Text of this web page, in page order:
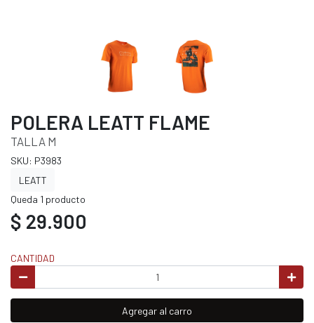
POLERA LEATT FLAME
TALLA M
SKU: P3983
LEATT
Queda 1 producto
$ 29.900
CANTIDAD
Agregar al carro